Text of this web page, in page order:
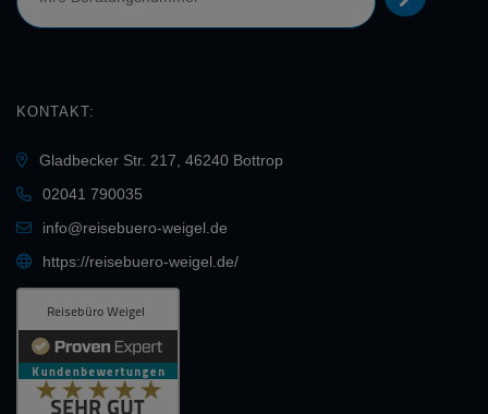
KONTAKT:
Gladbecker Str. 217, 46240 Bottrop
02041 790035
info@reisebuero-weigel.de
https://reisebuero-weigel.de/